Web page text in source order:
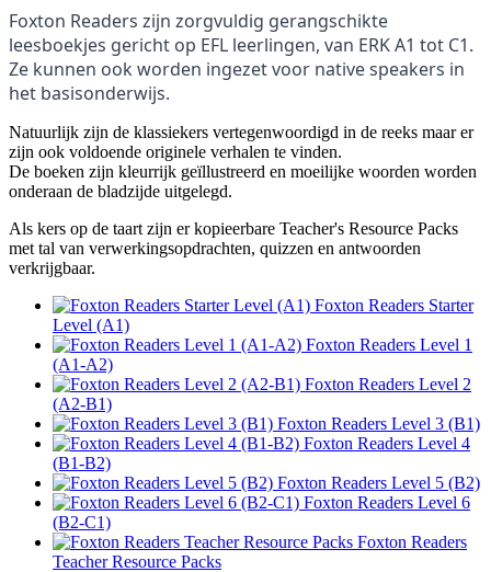
Foxton Readers zijn zorgvuldig gerangschikte
leesboekjes gericht op EFL leerlingen, van ERK A1 tot C1.
Ze kunnen ook worden ingezet voor native speakers in
het basisonderwijs.
Natuurlijk zijn de klassiekers vertegenwoordigd in de reeks maar er
zijn ook voldoende originele verhalen te vinden.
De boeken zijn kleurrijk geïllustreerd en moeilijke woorden worden
onderaan de bladzijde uitgelegd.
Als kers op de taart zijn er kopieerbare Teacher's Resource Packs
met tal van verwerkingsopdrachten, quizzen en antwoorden
verkrijgbaar.
Foxton Readers Starter
Level (A1)
Foxton Readers Level 1
(A1-A2)
Foxton Readers Level 2
(A2-B1)
Foxton Readers Level 3 (B1)
Foxton Readers Level 4
(B1-B2)
Foxton Readers Level 5 (B2)
Foxton Readers Level 6
(B2-C1)
Foxton Readers
Teacher Resource Packs